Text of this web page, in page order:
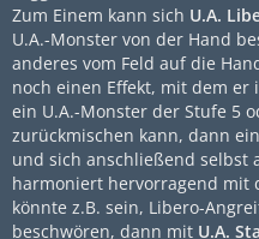
Zum Einem kann sich U.A.
U.A.-Monster von der Hand
anderes vom Feld auf die
noch einen Effekt, mit dem er
ein U.A.-Monster der Stufe 5
zurückmischen kann, dann
und sich anschließend selbst
harmoniert hervorragend mit
könnte z.B. sein, Libero-
beschwören, dann mit U.A.